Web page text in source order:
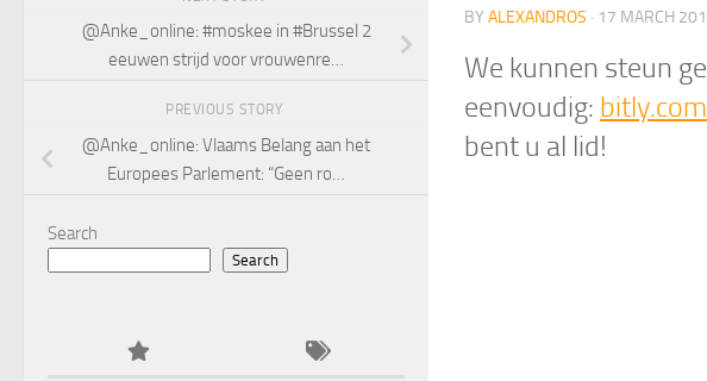
BY ALEXANDROS · 17 MARCH
We kunnen steun
eenvoudig:
bent u al lid!
@Anke_online: #moskee in #Brussel 2
eeuwen strijd voor vrouwenre…
PREVIOUS STORY
@Anke_online: Vlaams Belang aan het
Europees Parlement: “Geen ro…
Search
Search